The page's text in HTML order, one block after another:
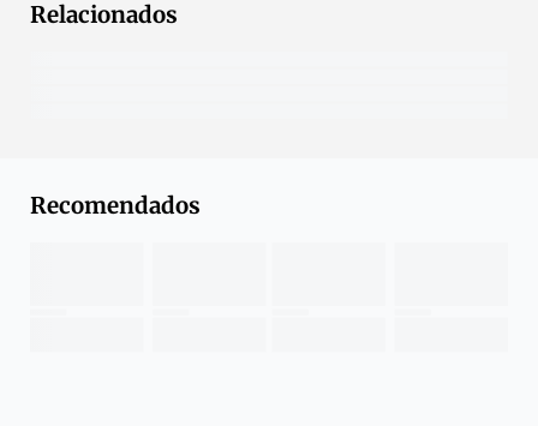
Relacionados
Recomendados